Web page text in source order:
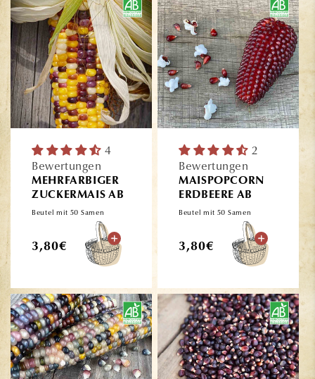
4
Bewertungen
MEHRFARBIGER
ZUCKERMAIS AB
Beutel mit 50 Samen
Normaler
3,80€
2
Bewertungen
MAISPOPCORN
ERDBEERE AB
Beutel mit 50 Samen
Normaler
3,80€